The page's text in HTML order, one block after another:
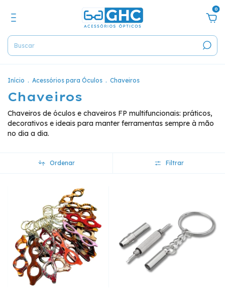
0
Início . Acessórios para Óculos . Chaveiros
Chaveiros
Chaveiros de óculos e chaveiros FP multifuncionais: práticos,
decorativos e ideais para manter ferramentas sempre à mão
no dia a dia.
Ordenar Filtrar